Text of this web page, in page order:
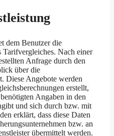
dem Benutzer die
Nach einer
Anfrage durch den
über die
Diese Angebote werden
erstellt,
Angaben in den
und sich durch bzw. mit
erklärt, dass diese Daten
bzw. an
übermittelt werden.